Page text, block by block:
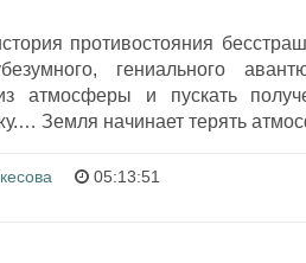
противостояния
гениального
атмосферы и пускать
Земля начинает терять
05:13:51